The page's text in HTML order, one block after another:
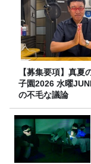
【募集要項】真夏
子園2026 水曜
の不毛な議論